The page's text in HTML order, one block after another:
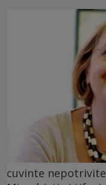
cuvinte nepotrivite